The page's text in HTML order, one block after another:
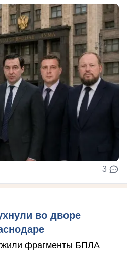
3
во дворе
фрагменты БПЛА